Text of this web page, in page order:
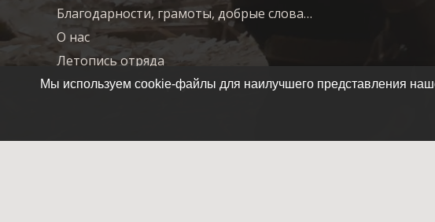
Благодарности, грамоты, добрые слова…
О нас
Летопись отряда
Помочь СпасРезерву
Мы используем cookie-файлы для наилучшего представления